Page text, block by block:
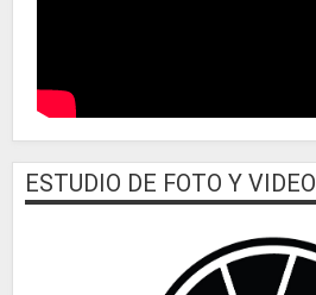
ESTUDIO DE FOTO Y VIDEO